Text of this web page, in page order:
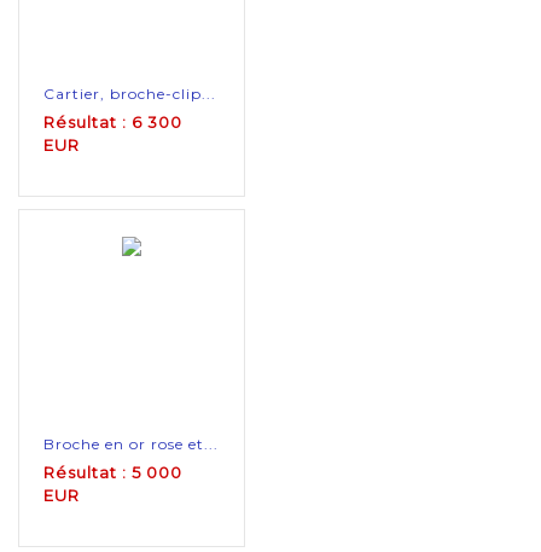
Cartier, broche-clip...
Résultat : 6 300
EUR
Broche en or rose et...
Résultat : 5 000
EUR